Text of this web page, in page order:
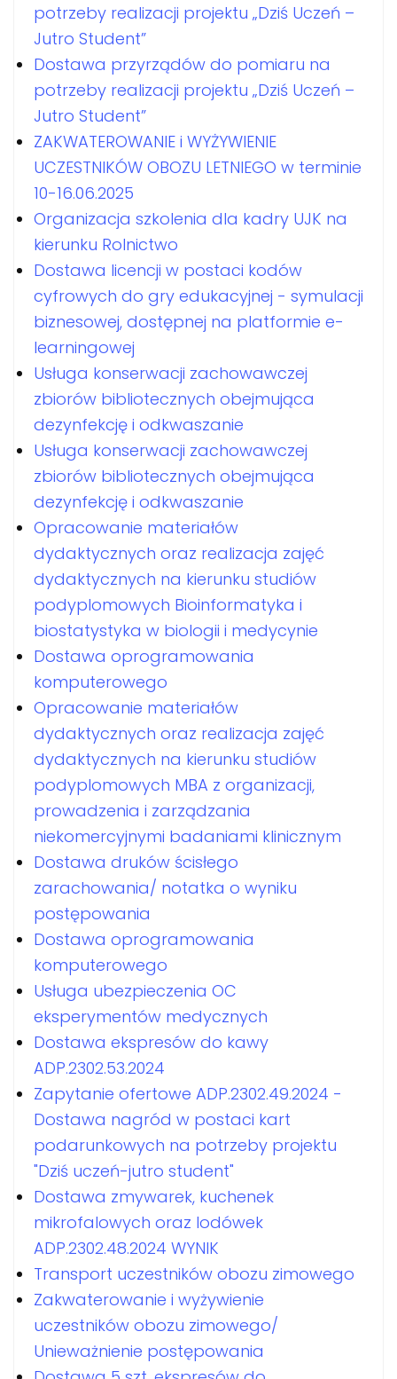
potrzeby realizacji projektu „Dziś Uczeń –
Jutro Student”
Dostawa przyrządów do pomiaru na
potrzeby realizacji projektu „Dziś Uczeń –
Jutro Student”
ZAKWATEROWANIE i WYŻYWIENIE
UCZESTNIKÓW OBOZU LETNIEGO w terminie
10-16.06.2025
Organizacja szkolenia dla kadry UJK na
kierunku Rolnictwo
Dostawa licencji w postaci kodów
cyfrowych do gry edukacyjnej - symulacji
biznesowej, dostępnej na platformie e-
learningowej
Usługa konserwacji zachowawczej
zbiorów bibliotecznych obejmująca
dezynfekcję i odkwaszanie
Usługa konserwacji zachowawczej
zbiorów bibliotecznych obejmująca
dezynfekcję i odkwaszanie
Opracowanie materiałów
dydaktycznych oraz realizacja zajęć
dydaktycznych na kierunku studiów
podyplomowych Bioinformatyka i
biostatystyka w biologii i medycynie
Dostawa oprogramowania
komputerowego
Opracowanie materiałów
dydaktycznych oraz realizacja zajęć
dydaktycznych na kierunku studiów
podyplomowych MBA z organizacji,
prowadzenia i zarządzania
niekomercyjnymi badaniami klinicznym
Dostawa druków ścisłego
zarachowania/ notatka o wyniku
postępowania
Dostawa oprogramowania
komputerowego
Usługa ubezpieczenia OC
eksperymentów medycznych
Dostawa ekspresów do kawy
ADP.2302.53.2024
Zapytanie ofertowe ADP.2302.49.2024 -
Dostawa nagród w postaci kart
podarunkowych na potrzeby projektu
"Dziś uczeń-jutro student"
Dostawa zmywarek, kuchenek
mikrofalowych oraz lodówek
ADP.2302.48.2024 WYNIK
Transport uczestników obozu zimowego
Zakwaterowanie i wyżywienie
uczestników obozu zimowego/
Unieważnienie postępowania